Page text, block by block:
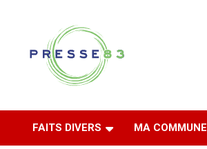
Presse 83
FAITS DIVERS MA COMMUNE